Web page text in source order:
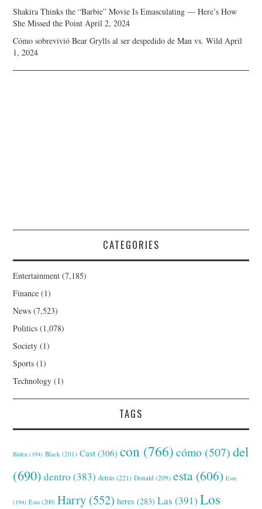
Shakira Thinks the “Barbie” Movie Is Emasculating — Here’s How
She Missed the Point April 2, 2024
Cómo sobrevivió Bear Grylls al ser despedido de Man vs. Wild April
1, 2024
CATEGORIES
Entertainment (7,185)
Finance (1)
News (7,523)
Politics (1,078)
Society (1)
Sports (1)
Technology (1)
TAGS
Biden (194) Black (201) Cast (306) con (766) cómo (507) del
(690) dentro (383) detrás (221) Donald (209) esta (606) Este
(194) Esto (200) Harry (552) heres (283) Las (391) Los